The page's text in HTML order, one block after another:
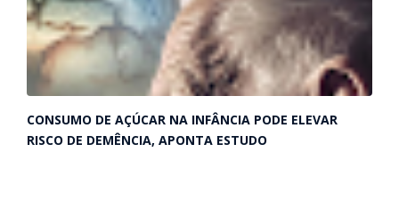
CONSUMO DE AÇÚCAR NA INFÂNCIA PODE ELEVAR
RISCO DE DEMÊNCIA, APONTA ESTUDO